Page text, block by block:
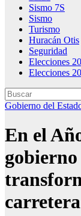
Sismo 7S
Sismo
Turismo
Huracán Otis
Seguridad
Elecciones
Elecciones
Gobierno del
En el
carretera